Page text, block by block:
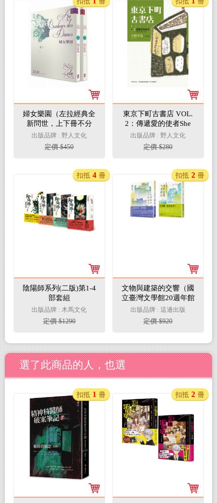
婦女樂園（左拉經典全
新問世，上下冊不分
售）
出版品牌 : 野人文化
定價 $450
東京下町古書店 VOL.
2：傳遞愛的使者She
Loves You
出版品牌 : 野人文化
定價 $280
陰陽師系列(二版)第1-4
部套組
出版品牌 : 木馬文化
定價 $1290
扣抵 4 冊
文物與建築的交響（國
立臺灣文學館20週年館
慶套書）：島嶼拾光．
文物藏影＋百年建築．
今昔物語
出版品牌 : 這邊出版
定價 $920
扣抵 2 冊
選了此商品的人，也選
扣抵 1 冊 扣抵 2 冊